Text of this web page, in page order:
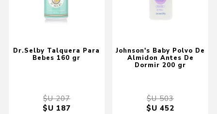
Dr.Selby Talquera Para
Bebes 160 gr
$U 207
$U 187
Johnson's Baby Polvo De
Almidon Antes De
Dormir 200 gr
$U 503
$U 452